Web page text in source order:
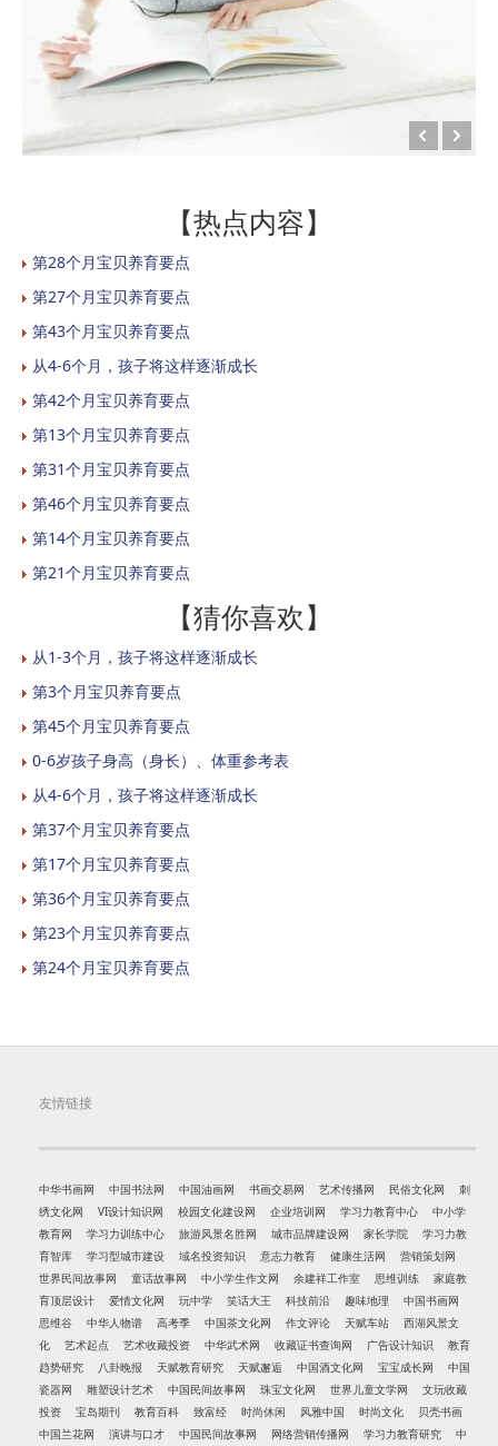
【热点内容】
第28个月宝贝养育要点
第27个月宝贝养育要点
第43个月宝贝养育要点
从4-6个月，孩子将这样逐渐成长
第42个月宝贝养育要点
第13个月宝贝养育要点
第31个月宝贝养育要点
第46个月宝贝养育要点
第14个月宝贝养育要点
第21个月宝贝养育要点
【猜你喜欢】
从1-3个月，孩子将这样逐渐成长
第3个月宝贝养育要点
第45个月宝贝养育要点
0-6岁孩子身高（身长）、体重参考表
从4-6个月，孩子将这样逐渐成长
第37个月宝贝养育要点
第17个月宝贝养育要点
第36个月宝贝养育要点
第23个月宝贝养育要点
第24个月宝贝养育要点
友情链接
中华书画网 中国书法网 中国油画网 书画交易网 艺术传播网 民俗文化网
刺
绣文化网
VI设计知识网 校园文化建设网 企业培训网 学习力教育中心
中小学
教育网
学习力训练中心 旅游风景名胜网 城市品牌建设网 家长学院
学习力教
育智库
学习型城市建设 域名投资知识 意志力教育 健康生活网
营销策划网
世界民间故事网
童话故事网 中小学生作文网 余建祥工作室 思维训练
家庭教
育顶层设计
爱情文化网 玩中学 笑话大王 科技前沿 趣味地理
中国书画网
思维谷
中华人物谱 高考季 中国茶文化网 作文评论 天赋车站
西湖风景文
化
艺术起点 艺术收藏投资 中华武术网 收藏证书查询网 广告设计知识
教育
趋势研究
八卦晚报 天赋教育研究 天赋邂逅 中国酒文化网 宝宝成长网
中国
瓷器网
雕塑设计艺术 中国民间故事网 珠宝文化网 世界儿童文学网
文玩收藏
投资
宝岛期刊 教育百科 致富经 时尚休闲 风雅中国 时尚文化
贝壳书画
中国兰花网
演讲与口才 中国民间故事网 网络营销传播网 学习力教育研究 中